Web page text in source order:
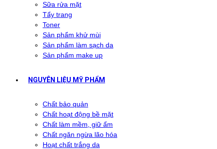
Sữa rửa mặt
Tẩy trang
Toner
Sản phẩm khử mùi
Sản phẩm làm sạch da
Sản phẩm make up
NGUYÊN LIỆU MỸ PHẨM
Chất bảo quản
Chất hoạt động bề mặt
Chất làm mềm, giữ ẩm
Chất ngăn ngừa lão hóa
Hoạt chất trắng da